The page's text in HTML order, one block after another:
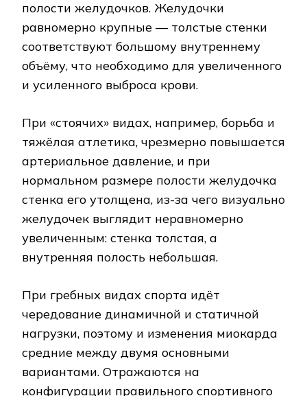
полости желудочков. Желудочки
равномерно крупные — толстые стенки
соответствуют большому внутреннему
объёму, что необходимо для увеличенного
и усиленного выброса крови.
При «стоячих» видах, например, борьба и
тяжёлая атлетика, чрезмерно повышается
артериальное давление, и при
нормальном размере полости желудочка
стенка его утолщена, из-за чего визуально
желудочек выглядит неравномерно
увеличенным: стенка толстая, а
внутренняя полость небольшая.
При гребных видах спорта идёт
чередование динамичной и статичной
нагрузки, поэтому и изменения миокарда
средние между двумя основными
вариантами. Отражаются на
конфигурации правильного спортивного